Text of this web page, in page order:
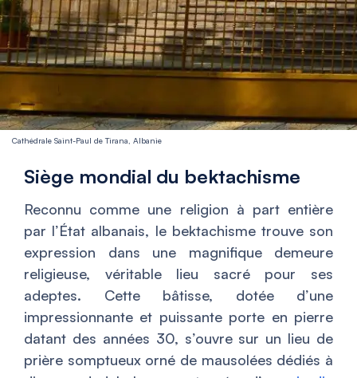
Cathédrale Saint-Paul de Tirana, Albanie
Siège mondial du bektachisme
Reconnu comme une religion à part entière
par l’État albanais, le bektachisme trouve son
expression dans une magnifique demeure
religieuse, véritable lieu sacré pour ses
adeptes. Cette bâtisse, dotée d’une
impressionnante et puissante porte en pierre
datant des années 30, s’ouvre sur un lieu de
prière somptueux orné de mausolées dédiés à